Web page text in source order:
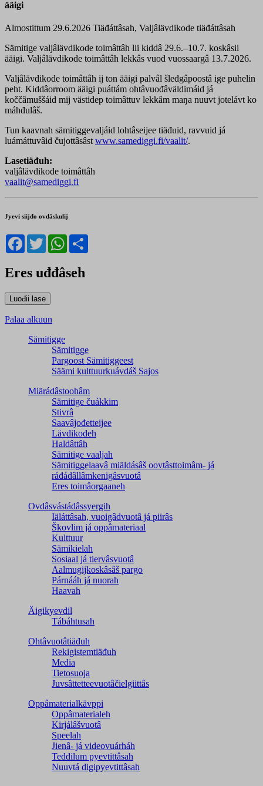
ääigi
Almostittum 29.6.2026 Tiäđáttâsah, Valjâlävdikode tiäđáttâsah
Sämitige valjâlävdikode toimâttâh lii kiddâ 29.6.–10.7. koskâsii
ääigi. Valjâlävdikode toimâttâh lekkâs vuod vuossaargâ 13.7.2026.
Valjâlävdikode toimâttâh ij ton ääigi palvâl šleđgâpoostâ ige puhelin
peht. Kiddâorroom ääigi puáttám ohtâvuođâväldimáid já
koččâmuššáid mij västidep toimâttuv lekkâm maŋa nuuvt jotelávt ko
máhđulâš.
Tun kaavnah sämitiggevaljáid lohtâseijee tiäđuid, ravvuid já
luámáttuvâid čujottâsâst www.samediggi.fi/vaalit/.
Lasetiäđuh:
valjâlävdikode toimâttâh
vaalit@samediggi.fi
Jyevi siijđo ovdâskulij
Facebook
TwitterWhatsApp
Eres uđđâseh
Palaa alkuun
Sämitigge
Sämitigge
Pargoost Sämitiggeest
Säämi kulttuurkuávdáš Sajos
Miärádâstoohâm
Sämitige čuákkim
Stivrâ
Saavâjođetteijee
Lävdikodeh
Haldâttâh
Sämitige vaaljah
Sämitiggelaavâ miäldásâš oovtâsttoimâm- já
ráđádâllâmkenigâsvuotâ
Eres toimâorgaaneh
Ovdâsvástádâssyergih
Iäláttâsah, vuoigâdvuotâ já piirâs
Škovlim já oppâmateriaal
Kulttuur
Sämikielah
Sosiaal já tiervâsvuotâ
Aalmugijkoskâsâš pargo
Párnááh já nuorah
Haavah
Äigikyevdil
Tábáhtusah
Ohtâvuotâtiäđuh
Rekigistemtiäđuh
Media
Tietosuoja
Juvsâttetteevuotâčielgiittâs
Oppâmaterialkävppi
Oppâmaterialeh
Kirjálâšvuotâ
Speelah
Jienâ- já videovuárháh
Teddilum pyevtittâsah
Nuuvtá digipyevtittâsah